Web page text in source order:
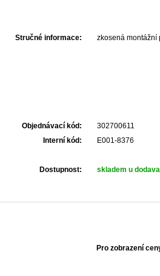
Stručné informace: zkosená montážní
Objednávací kód:
302700611
Interní kód:
E001-8376
Dostupnost: skladem u
Pro zobrazení